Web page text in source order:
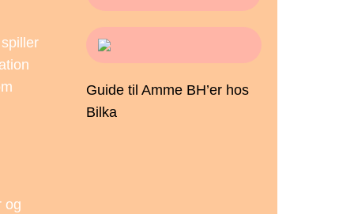
og
Guide til Amme BH’er hos
Bilka